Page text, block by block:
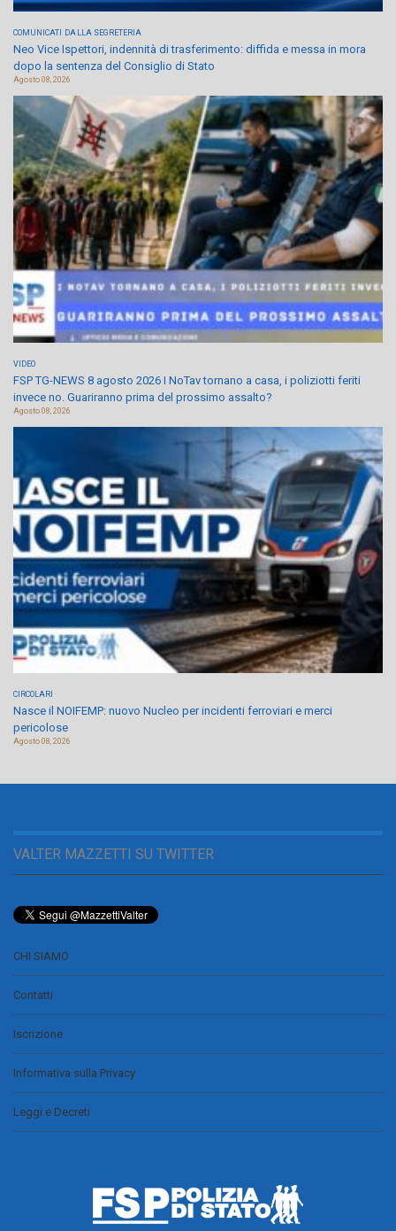
COMUNICATI DALLA SEGRETERIA
Neo Vice Ispettori, indennità di trasferimento: diffida e messa in mora
dopo la sentenza del Consiglio di Stato
Agosto 08, 2026
VIDEO
FSP TG-NEWS 8 agosto 2026 I NoTav tornano a casa, i poliziotti feriti
invece no. Guariranno prima del prossimo assalto?
Agosto 08, 2026
CIRCOLARI
Nasce il NOIFEMP: nuovo Nucleo per incidenti ferroviari e merci
pericolose
Agosto 08, 2026
VALTER MAZZETTI SU TWITTER
CHI SIAMO
Contatti
Iscrizione
Informativa sulla Privacy
Leggi e Decreti